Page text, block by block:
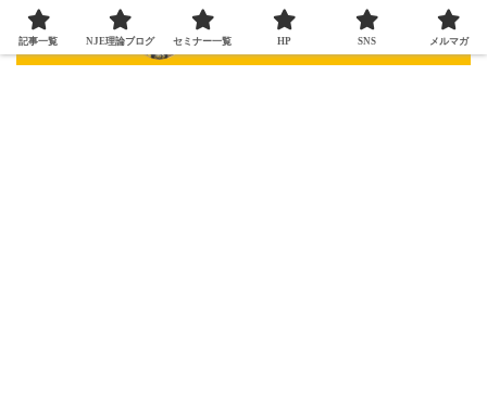
記事一覧 NJE理論ブログ セミナー一覧 HP SNS メルマガ